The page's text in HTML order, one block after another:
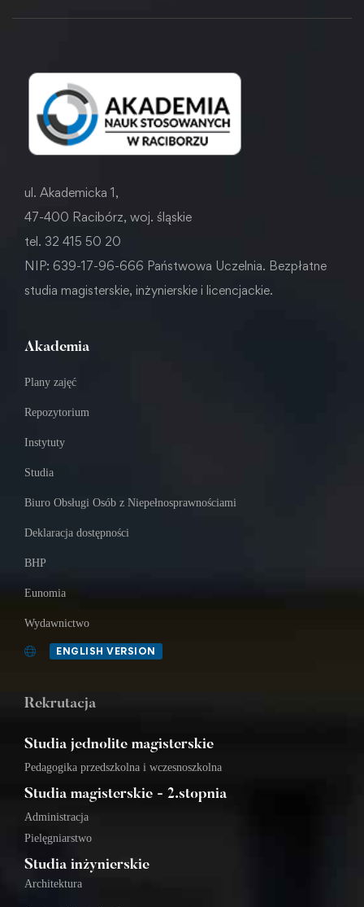
ul. Akademicka 1,
47-400 Racibórz, woj. śląskie
tel. 32 415 50 20
NIP: 639-17-96-666 Państwowa Uczelnia. Bezpłatne
studia magisterskie, inżynierskie i licencjackie.
Akademia
Plany zajęć
Repozytorium
Instytuty
Studia
Biuro Obsługi Osób z Niepełnosprawnościami
Deklaracja dostępności
BHP
Eunomia
Wydawnictwo
ENGLISH VERSION
Rekrutacja
Studia jednolite magisterskie
Pedagogika przedszkolna i wczesnoszkolna
Studia magisterskie - 2.stopnia
Administracja
Pielęgniarstwo
Studia inżynierskie
Architektura